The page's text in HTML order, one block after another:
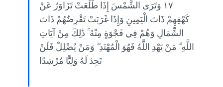
١٧ وَتَرَى الشَّمْسَ إِذَا طَلَعَتْ تَزَاوَرُ عَنْ
كَهْفِهِمْ ذَاتَ الْيَمِينِ وَإِذَا غَرَبَتْ تَقْرِضُهُمْ ذَاتَ
الشِّمَالِ وَهُمْ فِي فَجْوَةٍ مِنْهُ ۚ ذَٰلِكَ مِنْ آيَاتِ
اللَّهِ ۗ مَنْ يَهْدِ اللَّهُ فَهُوَ الْمُهْتَدِ ۖ وَمَنْ يُضْلِلْ فَلَنْ
تَجِدَ لَهُ وَلِيًّا مُرْشِدًا